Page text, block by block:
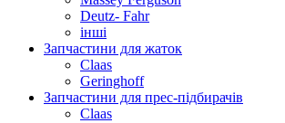
Deutz- Fahr
інші
Запчастини для жаток
Claas
Geringhoff
Запчастини для прес-підбирачів
Claas